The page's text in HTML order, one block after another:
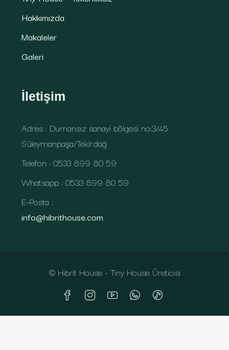
Hakkımızda
Makaleler
Galeri
İletişim
Adres : Dumansız sanayi bölgesi no:3/45
Süleymanpaşa/Tekirdağ
Telefon : 0533 899 80 59
Whatsapp : 0533 899 80 59
E-Posta :
info@hibrithouse.com
© Hibrit House - Tiny House Üreticisi